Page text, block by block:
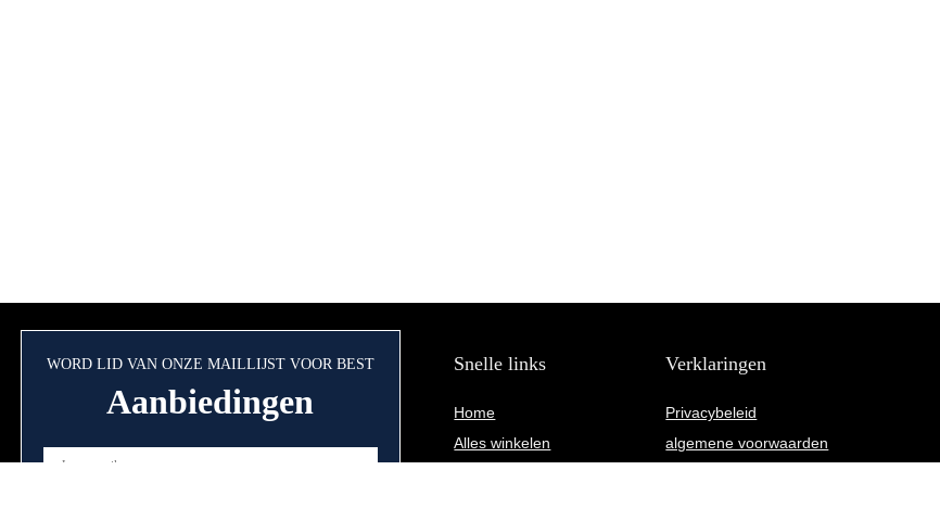
WORD LID VAN ONZE MAILLIJST VOOR BEST
Aanbiedingen
Snelle links
Home
Alles winkelen
Verklaringen
Privacybeleid
algemene voorwaarden